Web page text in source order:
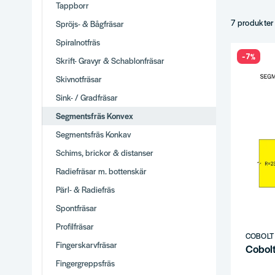
Tappborr
Spröjs- & Bågfräsar
Spiralnotfräs
Skrift- Gravyr & Schablonfräsar
Skivnotfräsar
Sink- / Gradfräsar
Segmentsfräs Konvex
Segmentsfräs Konkav
Schims, brickor & distanser
Radiefräsar m. bottenskär
Pärl- & Radiefräs
Spontfräsar
Profilfräsar
Fingerskarvfräsar
Fingergreppsfräs
Set
Tips
Radie
Brett
Stor
Vi
7 produkter
COBOLT
-7%